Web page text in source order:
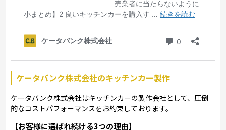
ケータバンク株式会社のキッチンカー製作
ケータバンク株式会社はキッチンカーの製作会社として、圧倒
的なコストパフォーマンスをお約束しております。
【お客様に選ばれ続ける3つの理由】